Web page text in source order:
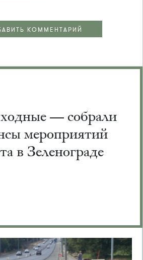
КОММЕНТАРИЙ
— собрали
мероприятий
в Зеленограде